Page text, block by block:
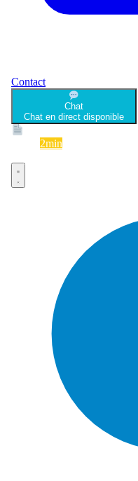
Contact
Chat
Chat en direct disponible
2min